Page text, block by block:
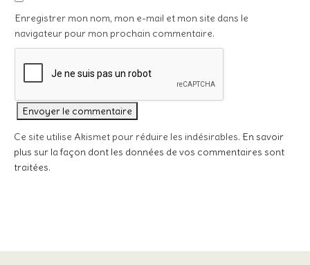
Enregistrer mon nom, mon e-mail et mon site dans le
navigateur pour mon prochain commentaire.
Ce site utilise Akismet pour réduire les indésirables. En savoir
plus sur la façon dont les données de vos commentaires sont
traitées.